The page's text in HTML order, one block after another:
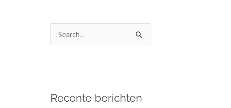
n
Recente berichten